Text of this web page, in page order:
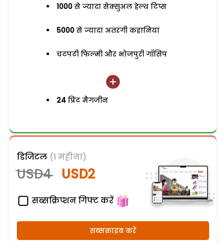
1000 से ज्यादा सेक्सुअल हेल्थ टिप्स
5000 से ज्यादा अतरंगी कहानियां
चटपटी फिल्मी और भोजपुरी गॉसिप
24 प्रिंट मैगजीन
डिजिटल (1 महीना)
USD4 USD2
सब्सक्रिप्शन गिफ्ट करें
सब्सक्राइब करें